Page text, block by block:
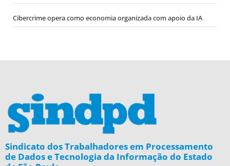
Cibercrime opera como economia organizada com apoio da IA
Sindicato dos Trabalhadores em Processamento
de Dados e Tecnologia da Informação do Estado